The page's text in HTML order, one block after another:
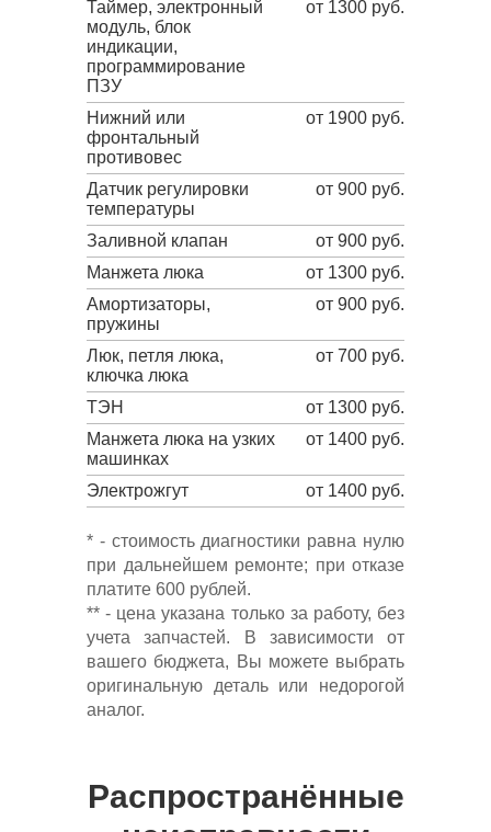
Таймер, электронный
модуль, блок
индикации,
программирование
ПЗУ
от 1300 руб.
Нижний или
фронтальный
противовес
от 1900 руб.
Датчик регулировки
температуры
от 900 руб.
Заливной клапан
от 900 руб.
Манжета люка
от 1300 руб.
Амортизаторы,
пружины
от 900 руб.
Люк, петля люка,
ключка люка
от 700 руб.
ТЭН
от 1300 руб.
Манжета люка на узких
машинках
от 1400 руб.
Электрожгут от 1400 руб.
* - стоимость диагностики равна нулю
при дальнейшем ремонте; при отказе
платите 600 рублей.
** - цена указана только за работу, без
учета запчастей. В зависимости от
вашего бюджета, Вы можете выбрать
оригинальную деталь или недорогой
аналог.
Распространённые